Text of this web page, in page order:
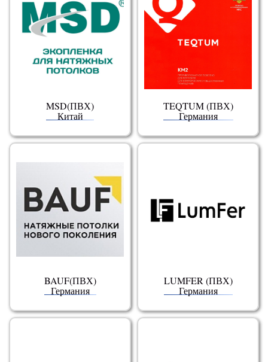
MSD(ПВХ)
Китай
TEQTUM (ПВХ)
Германия
BAUF(ПВХ)
Германия
LUMFER (ПВХ)
Германия